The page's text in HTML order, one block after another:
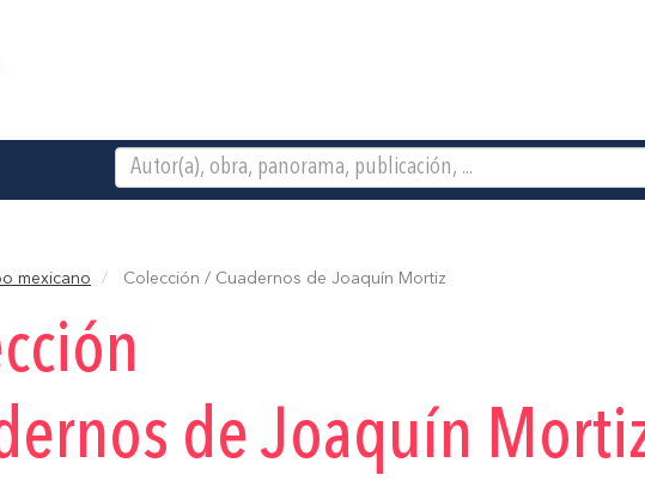
mexicano Colección / Cuadernos de Joaquín Mortiz
de Joaquín